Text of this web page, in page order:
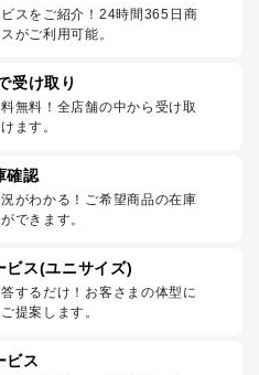
スをご紹介！24時間365日商
がご利用可能。
受け取り
無料！全店舗の中から受け取
ます。
確認
がわかる！ご希望商品の在庫
できます。
ビス(ユニサイズ)
するだけ！お客さまの体型に
提案します。
ビス